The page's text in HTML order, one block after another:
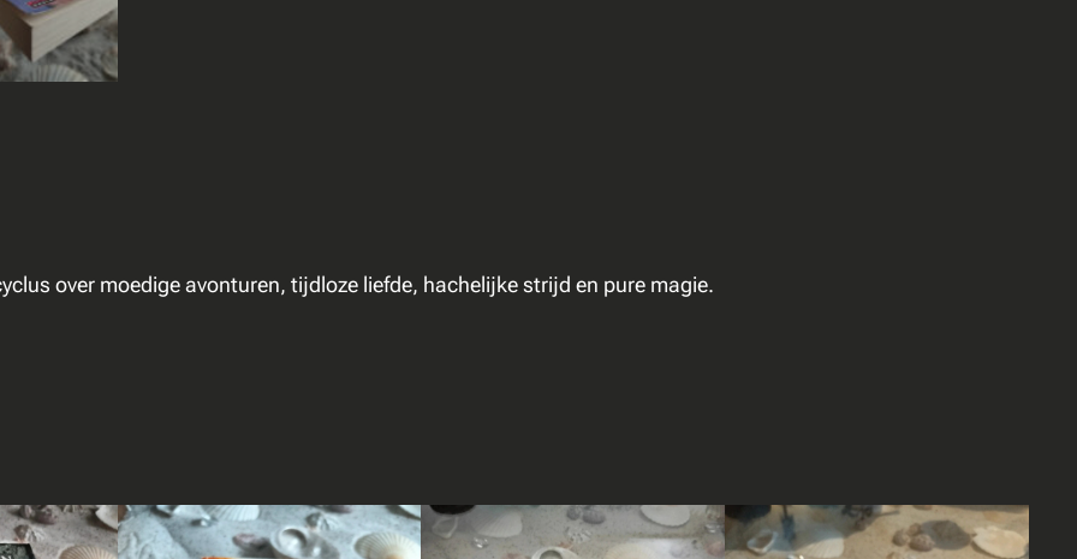
e
s
over moedige avonturen, tijdloze liefde, hachelijke strijd en pure magie.